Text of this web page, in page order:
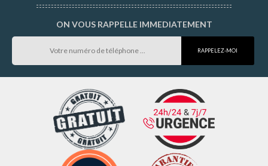
ON VOUS RAPPELLE IMMEDIATEMENT